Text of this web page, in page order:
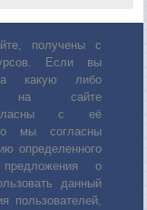
получены с
Если вы
какую либо
на сайте
с её
мы согласны
определенного
о
данный
пользователей,